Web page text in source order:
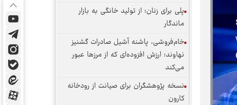
پلی برای زنان؛ از تولید خانگی به بازار
ماندگار
خام‌فروشی، پاشنه آشیل صادرات گشنیز
نهاوند؛ ارزش افزوده‌ای که از مرزها عبور
می‌کند
نسخه پژوهشگران برای صیانت از رودخانه
کارون